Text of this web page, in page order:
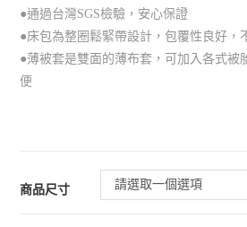
●通過台灣SGS檢驗，安心保證
●床包為整圈鬆緊帶設計，包覆性良好，
●薄被套是雙面的薄布套，可加入各式被
便
商品尺寸 請選取一個選項